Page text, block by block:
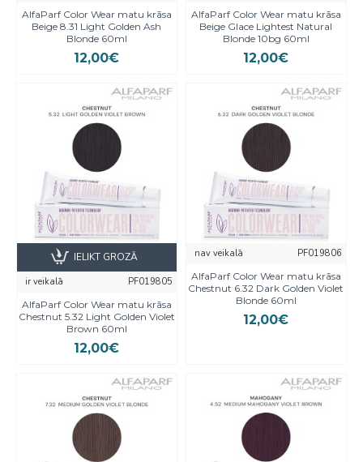
AlfaParf Color Wear matu krāsa
Beige 8.31 Light Golden Ash
Blonde 60ml
12,00€
AlfaParf Color Wear matu krāsa
Beige Glace Lightest Natural
Blonde 10bg 60ml
12,00€
ir veikalā
PF019805
AlfaParf Color Wear matu krāsa
Chestnut 5.32 Light Golden Violet
Brown 60ml
12,00€
IELIKT GROZĀ nav veikalā
PF019806
AlfaParf Color Wear matu krāsa
Chestnut 6.32 Dark Golden Violet
Blonde 60ml
12,00€